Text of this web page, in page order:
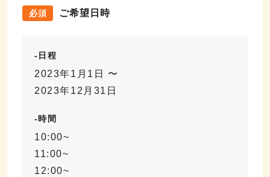
必須 ご希望日時
-日程
2023年1月1日 〜
2023年12月31日
-時間
10:00~
11:00~
12:00~